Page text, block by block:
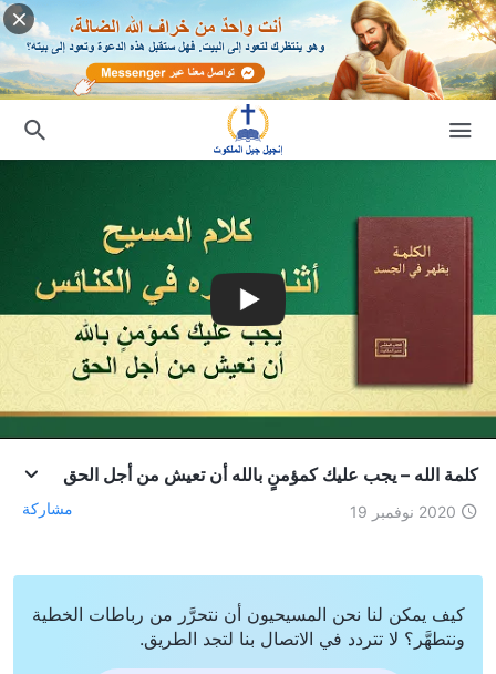
كلمة الله – يجب عليك كمؤمنٍ بالله أن تعيش من أجل الحق
2020 نوفمبر 19 مشاركة
كيف يمكن لنا نحن المسيحيون أن نتحرَّر من رباطات الخطية
ونتطهَّر؟ لا تتردد في الاتصال بنا لتجد الطريق.